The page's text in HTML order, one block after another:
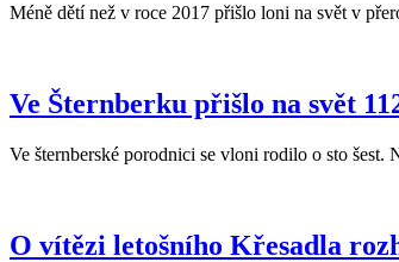
Méně dětí než v roce 2017 přišlo loni na svět v
Ve Šternberku přišlo na svět
Ve šternberské porodnici se vloni rodilo o sto šest.
O vítězi letošního Křesadla